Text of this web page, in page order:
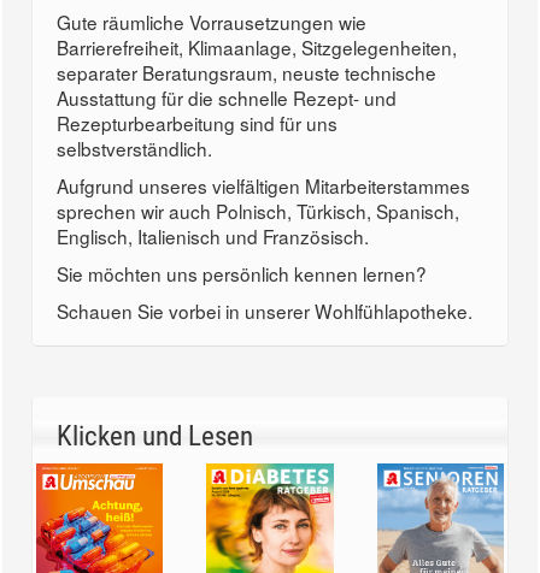
Gute räumliche Vorrausetzungen wie
Barrierefreiheit, Klimaanlage, Sitzgelegenheiten,
separater Beratungsraum, neuste technische
Ausstattung für die schnelle Rezept- und
Rezepturbearbeitung sind für uns
selbstverständlich.
Aufgrund unseres vielfältigen Mitarbeiterstammes
sprechen wir auch Polnisch, Türkisch, Spanisch,
Englisch, Italienisch und Französisch.
Sie möchten uns persönlich kennen lernen?
Schauen Sie vorbei in unserer Wohlfühlapotheke.
Klicken und Lesen